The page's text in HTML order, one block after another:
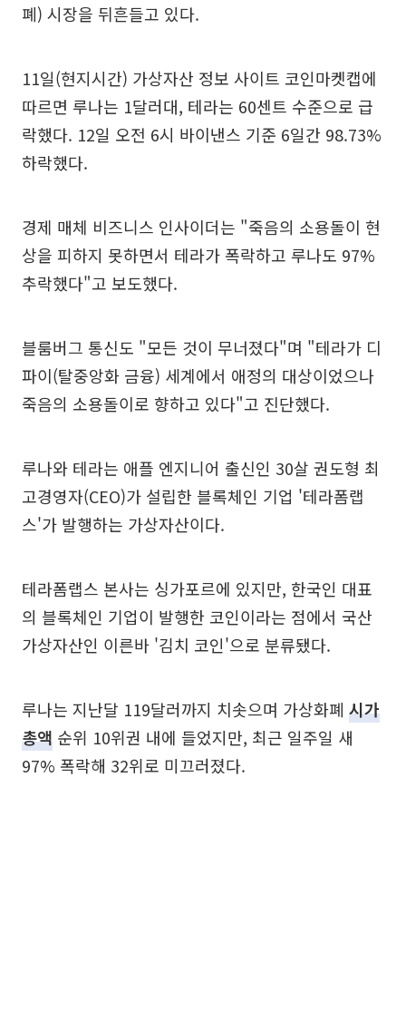
폐) 시장을 뒤흔들고 있다.
11일(현지시간) 가상자산 정보 사이트 코인마켓캡에
따르면 루나는 1달러대, 테라는 60센트 수준으로 급
락했다. 12일 오전 6시 바이낸스 기준 6일간 98.73%
하락했다.
경제 매체 비즈니스 인사이더는 "죽음의 소용돌이 현
상을 피하지 못하면서 테라가 폭락하고 루나도 97%
추락했다"고 보도했다.
블룸버그 통신도 "모든 것이 무너졌다"며 "테라가 디
파이(탈중앙화 금융) 세계에서 애정의 대상이었으나
죽음의 소용돌이로 향하고 있다"고 진단했다.
루나와 테라는 애플 엔지니어 출신인 30살 권도형 최
고경영자(CEO)가 설립한 블록체인 기업 '테라폼랩
스'가 발행하는 가상자산이다.
테라폼랩스 본사는 싱가포르에 있지만, 한국인 대표
의 블록체인 기업이 발행한 코인이라는 점에서 국산
가상자산인 이른바 '김치 코인'으로 분류됐다.
루나는 지난달 119달러까지 치솟으며 가상화폐 시가
총액 순위 10위권 내에 들었지만, 최근 일주일 새
97% 폭락해 32위로 미끄러졌다.